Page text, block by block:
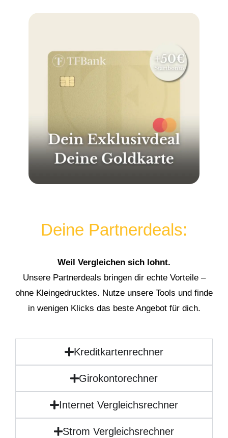
Deine Partnerdeals:
Weil Vergleichen sich lohnt.
Unsere Partnerdeals bringen dir echte Vorteile –
ohne Kleingedrucktes. Nutze unsere Tools und finde
in wenigen Klicks das beste Angebot für dich.
Kreditkartenrechner
Girokontorechner
Internet Vergleichsrechner
Strom Vergleichsrechner